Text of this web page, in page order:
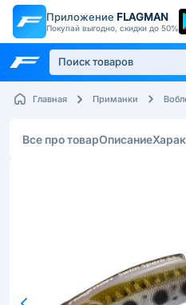
Приложение FLAGMAN
Покупай выгодно, скидки до 50%
Главная Приманки
Все про товарОписание